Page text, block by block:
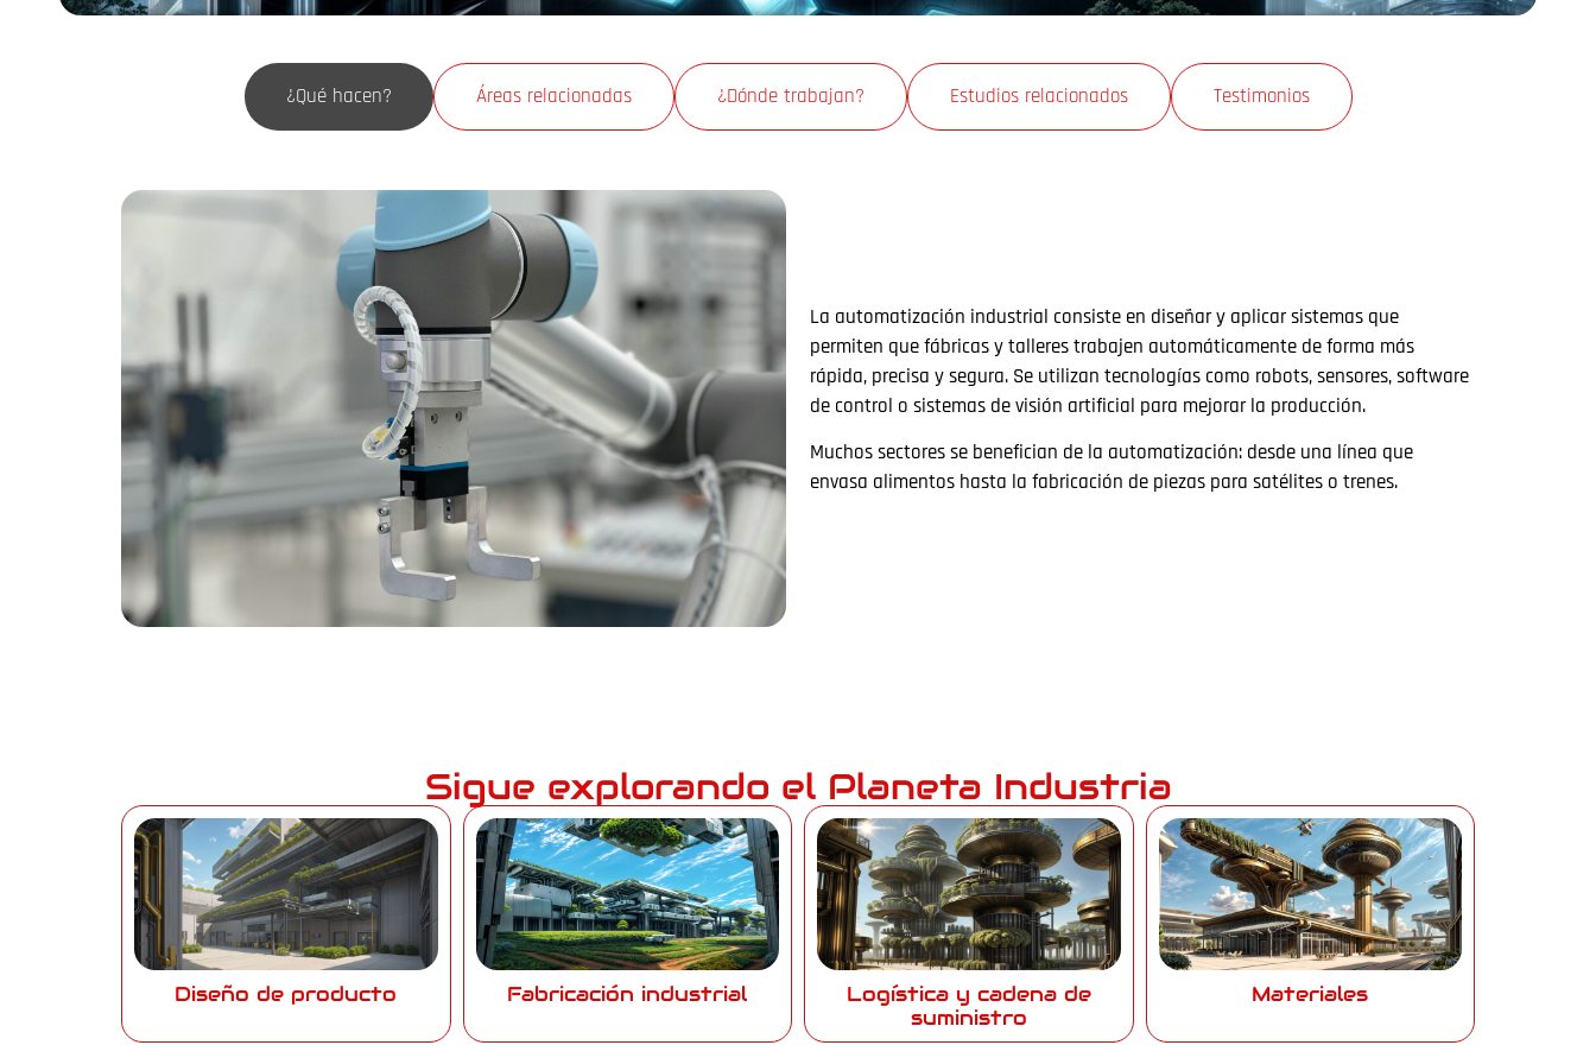
¿Qué hacen? Áreas relacionadas ¿Dónde trabajan? Estudios relacionados Testimonios
La automatización industrial consiste en diseñar y aplicar sistemas que
permiten que fábricas y talleres trabajen automáticamente de forma más
rápida, precisa y segura. Se utilizan tecnologías como robots, sensores, software
de control o sistemas de visión artificial para mejorar la producción.
Muchos sectores se benefician de la automatización: desde una línea que
envasa alimentos hasta la fabricación de piezas para satélites o trenes.
Sigue explorando el Planeta Industria
Diseño de producto Fabricación industrial
Logística y cadena de
suministro
Materiales